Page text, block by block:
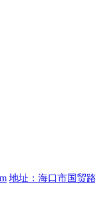
地址：海口市国贸